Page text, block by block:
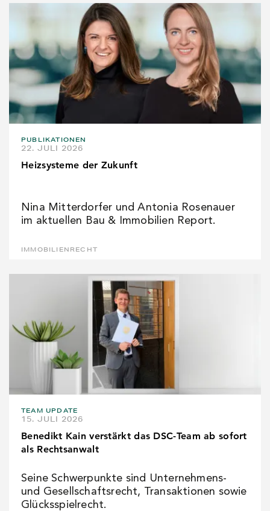
PUBLIKATIONEN
22. JULI 2026
Heizsysteme der Zukunft
Nina Mitterdorfer und Antonia Rosenauer
im aktuellen Bau & Immobilien Report.
IMMOBILIENRECHT
TEAM UPDATE
15. JULI 2026
Benedikt Kain verstärkt das DSC-Team ab sofort
als Rechtsanwalt
Seine Schwerpunkte sind Unternehmens-
und Gesellschaftsrecht, Transaktionen sowie
Glücksspielrecht.